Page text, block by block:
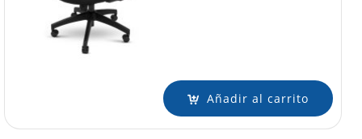
Añadir al carrito